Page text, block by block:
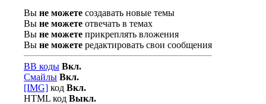
Вы не можете создавать новые темы
Вы не можете отвечать в темах
Вы не можете прикреплять вложения
Вы не можете редактировать свои сообщения
BB коды Вкл.
Смайлы Вкл.
[IMG] код Вкл.
HTML код Выкл.